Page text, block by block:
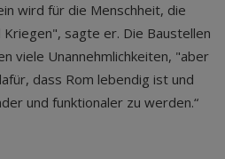
wird für die Menschheit, die
sagte er. Die Baustellen
viele Unannehmlichkeiten, "aber
dass Rom lebendig ist und
und funktionaler zu werden.“